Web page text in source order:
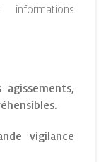
vigilance